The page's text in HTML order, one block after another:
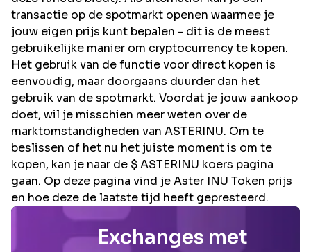
transactie op de spotmarkt openen waarmee je
jouw eigen prijs kunt bepalen - dit is de meest
gebruikelijke manier om cryptocurrency te kopen.
Het gebruik van de functie voor direct kopen is
eenvoudig, maar doorgaans duurder dan het
gebruik van de spotmarkt. Voordat je jouw aankoop
doet, wil je misschien meer weten over de
marktomstandigheden van ASTERINU. Om te
beslissen of het nu het juiste moment is om te
kopen, kan je naar de $ ASTERINU koers pagina
gaan. Op deze pagina vind je Aster INU Token prijs
en hoe deze de laatste tijd heeft gepresteerd.
Exchanges met